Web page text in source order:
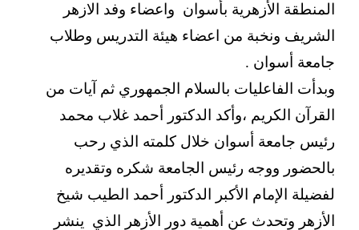
المنطقة الأزهرية بأسوان واعضاء وفد الازهر
الشريف ونخبة من اعضاء هيئة التدريس وطلاب
جامعة أسوان .
وبدأت الفاعليات بالسلام الجمهوري ثم آيات من
القرآن الكريم ،وأكد الدكتور أحمد غلاب محمد
رئيس جامعة أسوان خلال كلمته الذي رحب
بالحضور ووجه رئيس الجامعة شكره وتقديره
لفضيلة الإمام الأكبر الدكتور أحمد الطيب شيخ
الأزهر وتحدث عن أهمية دور الأزهر الذي ينشر